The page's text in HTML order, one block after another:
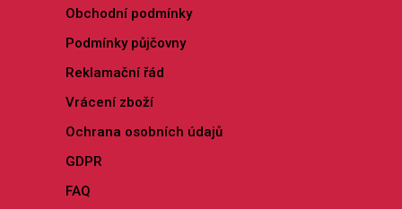
Obchodní podmínky
Podmínky půjčovny
Reklamační řád
Vrácení zboží
Ochrana osobních údajů
GDPR
FAQ